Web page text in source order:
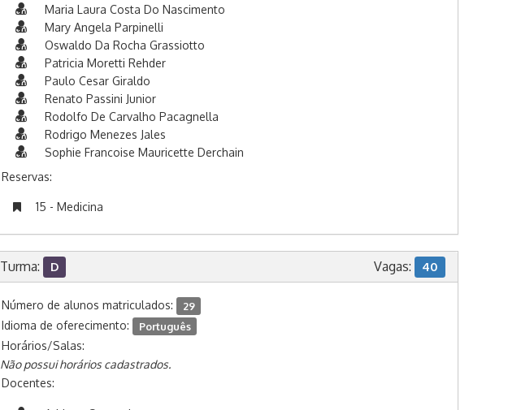
Maria Laura Costa Do Nascimento
Mary Angela Parpinelli
Oswaldo Da Rocha Grassiotto
Patricia Moretti Rehder
Paulo Cesar Giraldo
Renato Passini Junior
Rodolfo De Carvalho Pacagnella
Rodrigo Menezes Jales
Sophie Francoise Mauricette Derchain
Reservas:
15 - Medicina
Turma: D Vagas: 40
Número de alunos matriculados: 29
Idioma de oferecimento: Português
Horários/Salas:
Não possui horários cadastrados.
Docentes: